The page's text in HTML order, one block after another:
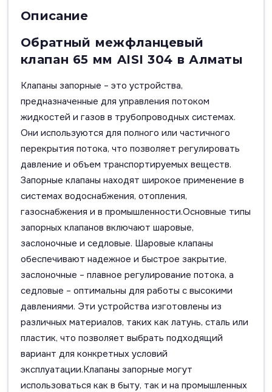
Описание
Обратный межфланцевый
клапан 65 мм AISI 304 в Алматы
Клапаны запорные – это устройства,
предназначенные для управления потоком
жидкостей и газов в трубопроводных системах.
Они используются для полного или частичного
перекрытия потока, что позволяет регулировать
давление и объем транспортируемых веществ.
Запорные клапаны находят широкое применение в
системах водоснабжения, отопления,
газоснабжения и в промышленности.Основные типы
запорных клапанов включают шаровые,
заслоночные и седловые. Шаровые клапаны
обеспечивают надежное и быстрое закрытие,
заслоночные – плавное регулирование потока, а
седловые – оптимальны для работы с высокими
давлениями. Эти устройства изготовлены из
различных материалов, таких как латунь, сталь или
пластик, что позволяет выбрать подходящий
вариант для конкретных условий
эксплуатации.Клапаны запорные могут
использоваться как в быту, так и на промышленных